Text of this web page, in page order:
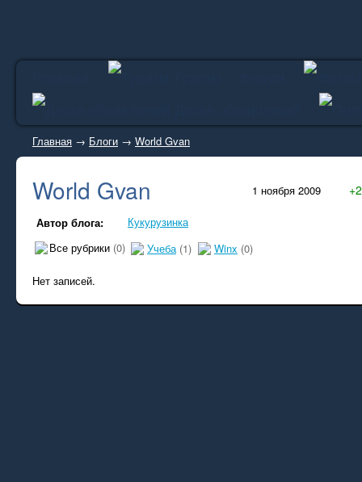
Главная → Блоги → World Gvan
1 ноября 2009 +2
World Gvan
Автор блога:
Кукурузинка
Все рубрики (0) Учеба (1) Winx (0)
Нет записей.